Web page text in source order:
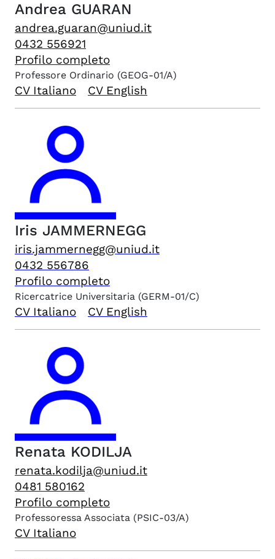
Andrea GUARAN
andrea.guaran@uniud.it
0432 556921
Profilo completo
Professore Ordinario (GEOG-01/A)
CV Italiano CV English
Iris JAMMERNEGG
iris.jammernegg@uniud.it
0432 556786
Profilo completo
Ricercatrice Universitaria (GERM-01/C)
CV Italiano CV English
Renata KODILJA
renata.kodilja@uniud.it
0481 580162
Profilo completo
Professoressa Associata (PSIC-03/A)
CV Italiano